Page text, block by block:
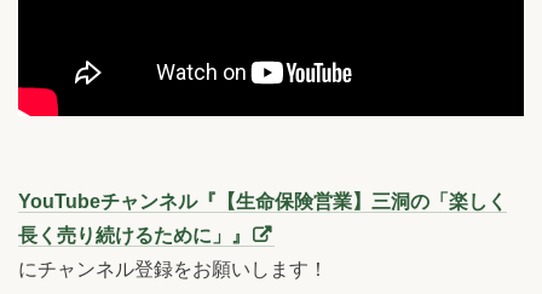
YouTubeチャンネル『【生命保険営業】三洞の「楽しく
長く売り続けるために」』
にチャンネル登録をお願いします！